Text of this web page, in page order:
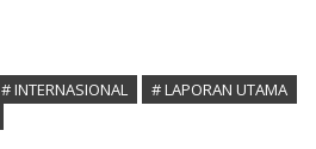
# INTERNASIONAL
# LAPORAN UTAMA